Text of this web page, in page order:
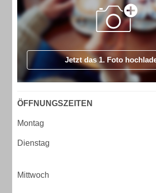
Jetzt das 1. Foto
ÖFFNUNGSZEITEN
Montag
Dienstag
Mittwoch